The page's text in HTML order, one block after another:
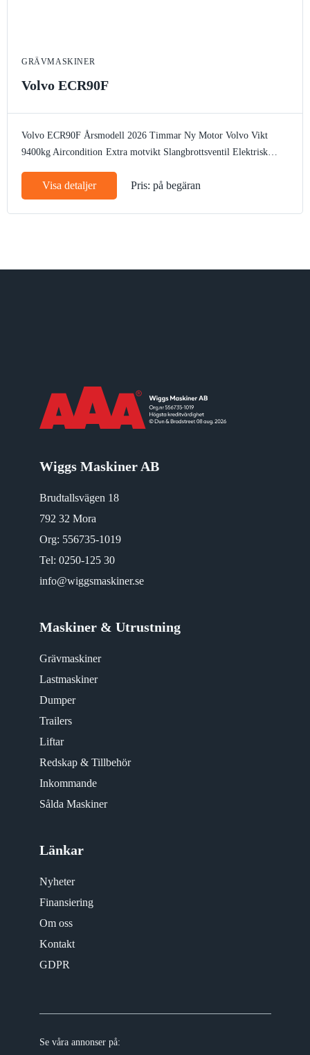
GRÄVMASKINER
Volvo ECR90F
Volvo ECR90F Årsmodell 2026 Timmar Ny Motor Volvo Vikt
9400kg Aircondition Extra motvikt Slangbrottsventil Elektrisk
Visa detaljer Pris: på begäran
Wiggs Maskiner AB
Brudtallsvägen 18
792 32 Mora
Org: 556735-1019
Tel: 0250-125 30
info@wiggsmaskiner.se
Maskiner & Utrustning
Grävmaskiner
Lastmaskiner
Dumper
Trailers
Liftar
Redskap & Tillbehör
Inkommande
Sålda Maskiner
Länkar
Nyheter
Finansiering
Om oss
Kontakt
GDPR
Se våra annonser på: